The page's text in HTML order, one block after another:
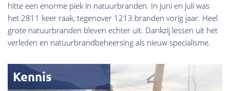
hitte een enorme piek in natuurbranden. In juni en juli was
het 2811 keer raak, tegenover 1213 branden vorig jaar. Heel
grote natuurbranden bleven echter uit. Dankzij lessen uit het
verleden en natuurbrandbeheersing als nieuw specialisme.
Kennis